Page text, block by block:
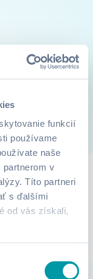
funkcií
používame
naše
partnerom v
Títo partneri
s ďalšími
od vás získali,